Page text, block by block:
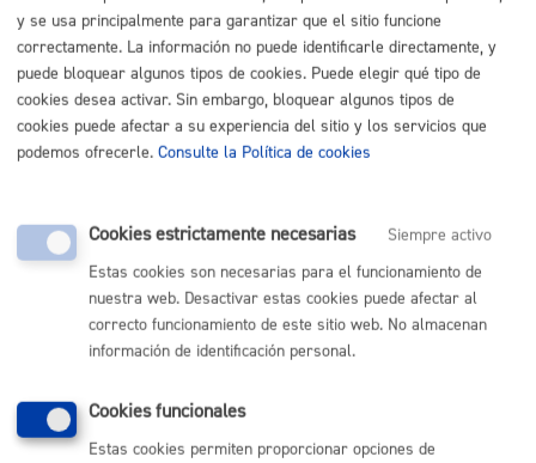
En el caso de que la persona solicitante no esté
empadronada en la vivienda, deberá presentar uno de
estos documentos:
contrato de arrendamiento
factura del agua, luz o gas a su nombre
documentación que acredite que es la persona
Nota: es obligatorioel uso del formulario o del impreso
específico indicado en este trámite.
Tamaño máximo anexos:10 Mb
Cantidad a abonar
y se usa principalmente para garantizar que el sitio funcione
correctamente. La información no puede identificarle directamente, y
puede bloquear algunos tipos de cookies. Puede elegir qué tipo de
cookies desea activar. Sin embargo, bloquear algunos tipos de
cookies puede afectar a su experiencia del sitio y los servicios que
podemos ofrecerle. Consulte la Política de cookies
Cookies estrictamente necesarias
Siempre activo
Estas cookies son necesarias para el funcionamiento de
nuestra web. Desactivar estas cookies puede afectar al
correcto funcionamiento de este sitio web. No almacenan
información de identificación personal.
Cookies funcionales
Estas cookies permiten proporcionar opciones de